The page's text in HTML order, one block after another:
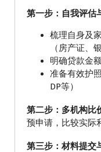
第一步：自我评估
梳理自身及
（房产证、
明确贷款金
准备有效护
DP等）
第二步：多机构比
预申请，比较实际
第三步：材料提交